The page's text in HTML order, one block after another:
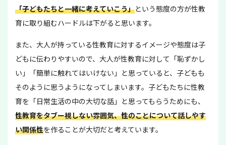
「子どもたちと一緒に考えていこう」という態度の方が性教
育に取り組むハードルは下がると思います。
また、大人が持っている性教育に対するイメージや態度は子
どもに伝わりやすいので、大人が性教育に対して「恥ずかし
い」「簡単に触れてはいけない」と思っていると、子どもも
そのように思うようになってしまいます。子どもたちに性教
育を「日常生活の中の大切な話」と思ってもらうためにも、
性教育をタブー視しない雰囲気、性のことについて話しやす
い関係性を作ることが大切だと考えています。